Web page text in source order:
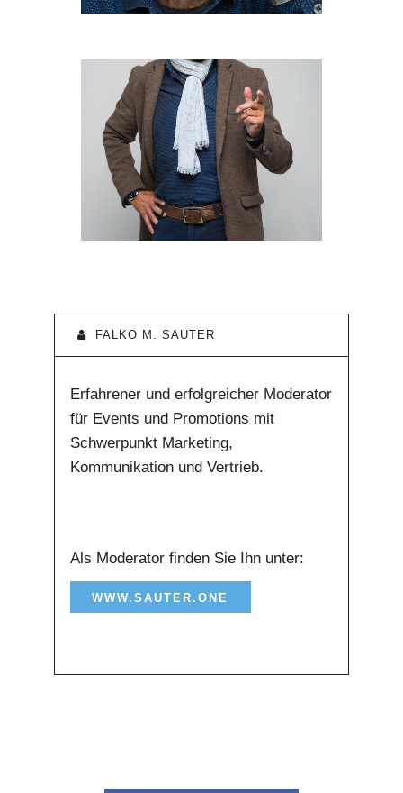
FALKO M. SAUTER
Erfahrener und erfolgreicher Moderator
für Events und Promotions mit
Schwerpunkt Marketing,
Kommunikation und Vertrieb.
Als Moderator finden Sie Ihn unter:
WWW.SAUTER.ONE